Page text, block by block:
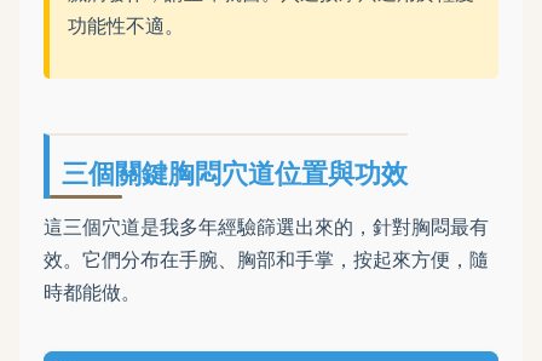
功能性不適。
三個關鍵胸悶穴道位置與功效
這三個穴道是我多年經驗篩選出來的，針對胸悶最有
效。它們分布在手腕、胸部和手掌，按起來方便，隨
時都能做。